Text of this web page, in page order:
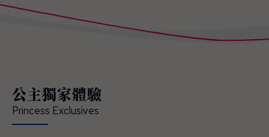
公主獨家體驗
Princess Exclusives